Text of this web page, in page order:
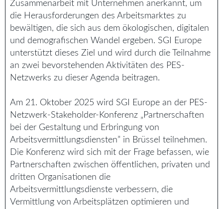
Zusammenarbeit mit Unternehmen anerkannt, um
die Herausforderungen des Arbeitsmarktes zu
bewältigen, die sich aus dem ökologischen, digitalen
und demografischen Wandel ergeben. SGI Europe
unterstützt dieses Ziel und wird durch die Teilnahme
an zwei bevorstehenden Aktivitäten des PES-
Netzwerks zu dieser Agenda beitragen.
Am 21. Oktober 2025 wird SGI Europe an der PES-
Netzwerk-Stakeholder-Konferenz „Partnerschaften
bei der Gestaltung und Erbringung von
Arbeitsvermittlungsdiensten” in Brüssel teilnehmen.
Die Konferenz wird sich mit der Frage befassen, wie
Partnerschaften zwischen öffentlichen, privaten und
dritten Organisationen die
Arbeitsvermittlungsdienste verbessern, die
Vermittlung von Arbeitsplätzen optimieren und